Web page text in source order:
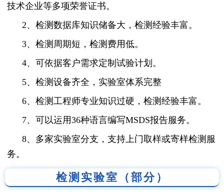
技术企业等多项荣誉证书。
2、检测数据库知识储备大，检测经验丰富。
3、检测周期短，检测费用低。
4、可依据客户需求定制试验计划。
5、检测设备齐全，实验室体系完整
6、检测工程师专业知识过硬，检测经验丰富。
7、可以运用36种语言编写MSDS报告服务。
8、多家实验室分支，支持上门取样或寄样检测服
务。
检测实验室（部分）